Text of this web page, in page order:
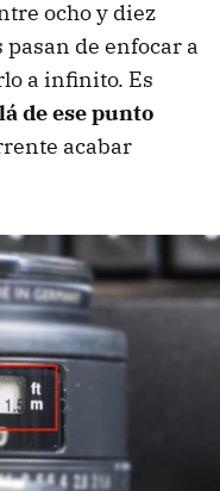
ocho y diez
de enfocar a
a infinito. Es
de ese punto
acabar